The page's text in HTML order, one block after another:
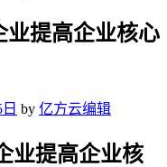
业提高企业核心
by 亿方云编辑
业提高企业核